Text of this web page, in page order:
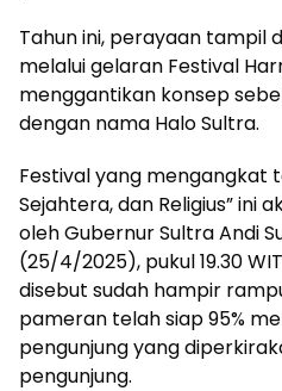
Tahun ini, perayaan tampil
melalui gelaran Festival
menggantikan konsep
dengan nama Halo Sultra.
Festival yang mengangkat
Sejahtera, dan Religius” ini
oleh Gubernur Sultra Andi
(25/4/2025), pukul 19.30
disebut sudah hampir
pameran telah siap 95%
pengunjung yang
pengunjung.